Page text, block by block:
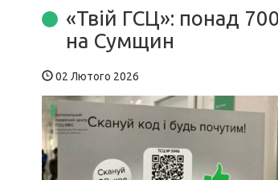
«Твій ГСЦ»: понад
на Сумщин
02 Лютого 2026